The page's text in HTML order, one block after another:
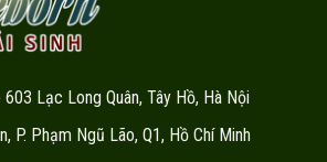
Lạc Long Quân, Tây Hồ, Hà Nội
P. Phạm Ngũ Lão, Q1, Hồ Chí Minh